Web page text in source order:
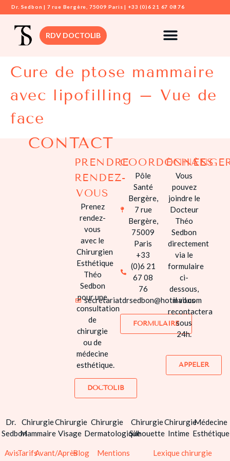
Dr. Sedbon | 7 rue Bergère, 75009 Paris | +33 (0)6 21 67 08 76
RDV DOCTOLIB
DR. SEDBON
CHIRURGIE MAMMAIRE
CHIRURGIE DERMATOLOGIQUE
CHIRURGIE SILHOUETTE
CHIRURGIE INTIME
MÉDECINE ESTHÉTIQUE
INSTITUT DERMACHIR
AVIS
TARIFS
AVANT / APRÈS
S’INFORMER
CONTACT
Cure de ptose mammaire
avec lipofilling – Vue de
face
CONTACT
PRENDRE
RENDEZ-
VOUS
Prenez
rendez-
vous
avec le
Chirurgien
Esthétique
Théo
Sedbon
pour une
consultation
de
chirurgie
ou de
médecine
esthétique.
DOCTOLIB
COORDONNÉES
Pôle
Santé
Bergère,
7 rue
Bergère,
75009
Paris
+33
(0)6 21
67 08
76
secretariatdrsedbon@hotmail.com
FORMULAIRE
Vous
pouvez
joindre le
Docteur
Théo
Sedbon
directement
via le
formulaire
ci-
dessous,
il vous
recontactera
sous
24h.
APPELER
Dr.
Sedbon
Chirurgie
Mammaire
Chirurgie
Visage
Chirurgie
Dermatologique
Chirurgie
Silhouette
Chirurgie
Intime
Médecine
Esthétique
AvisTarifsAvant/AprèsBlog
Mentions
Lexique chirurgie